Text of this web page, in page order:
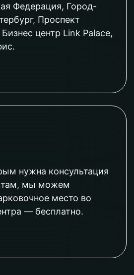
Федерация, Город-
Проспект
центр Link Palace,
нужна консультация
мы можем
место во
— бесплатно.